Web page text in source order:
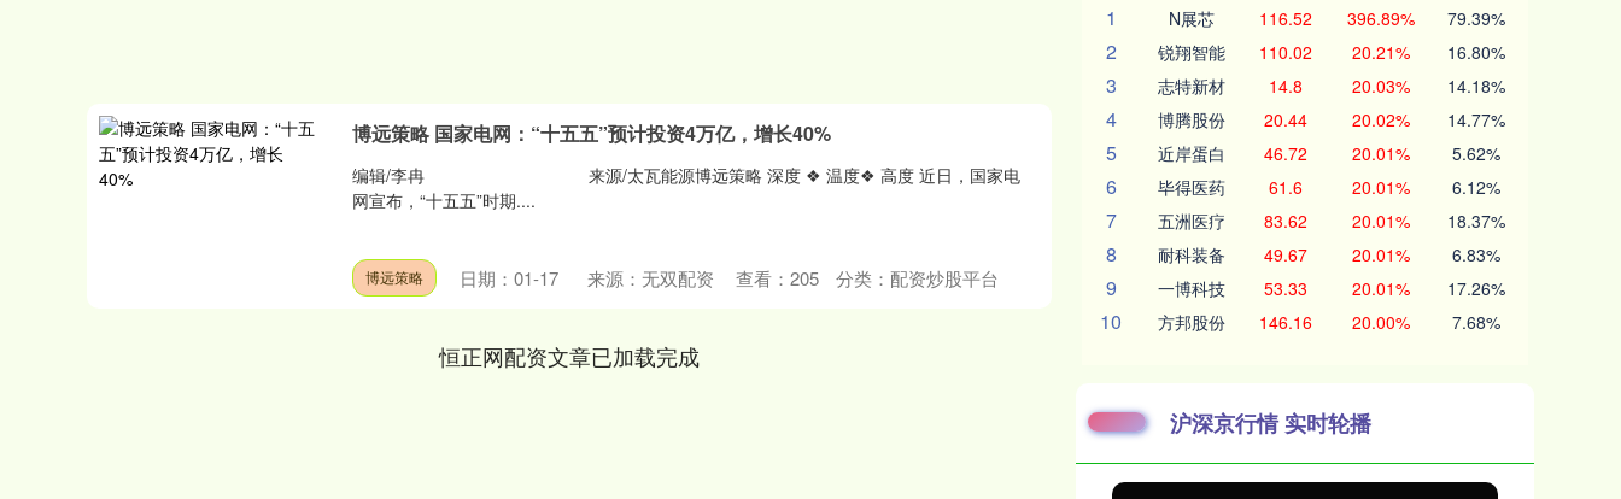
博远策略 国家电网：“十五五”预计投资4万亿，增长40%
编辑/李冉 来源/太瓦能源博远策略 深度 ❖ 温度❖ 高度 近日，国家电
网宣布，“十五五”时期....
博远策略 日期：01-17 来源：无双配资 查看：205 分类：配资炒股平台
恒正网配资文章已加载完成
1
N展芯 116.52 396.89% 79.39%
2 锐翔智能 110.02 20.21% 16.80%
3 志特新材 14.8 20.03% 14.18%
4 博腾股份 20.44 20.02% 14.77%
5 近岸蛋白 46.72 20.01% 5.62%
6 毕得医药 61.6 20.01% 6.12%
7 五洲医疗 83.62 20.01% 18.37%
8 耐科装备 49.67 20.01% 6.83%
9 一博科技 53.33 20.01% 17.26%
10 方邦股份 146.16 20.00% 7.68%
沪深京行情 实时轮播